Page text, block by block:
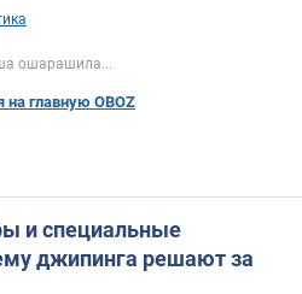
ошарашила...
на главную OBOZ
и специальные
джипинга решают за